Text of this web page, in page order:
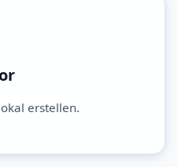
erstellen.